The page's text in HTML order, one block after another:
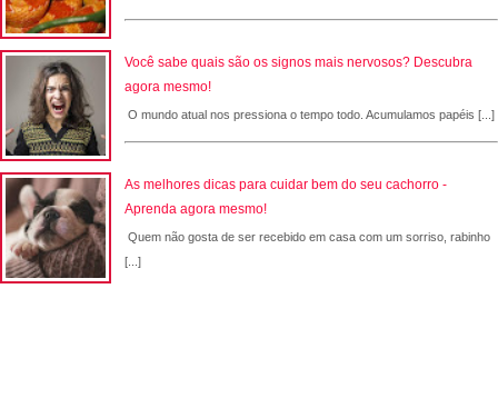
Você sabe quais são os signos mais nervosos? Descubra
agora mesmo!
O mundo atual nos pressiona o tempo todo. Acumulamos papéis [...]
As melhores dicas para cuidar bem do seu cachorro -
Aprenda agora mesmo!
Quem não gosta de ser recebido em casa com um sorriso, rabinho
[...]